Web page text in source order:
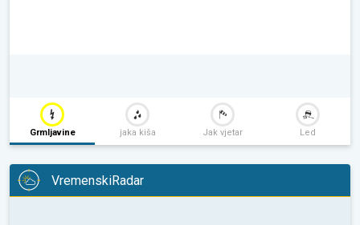
Grmljavine jaka kiša Jak vjetar Led
VremenskiRadar